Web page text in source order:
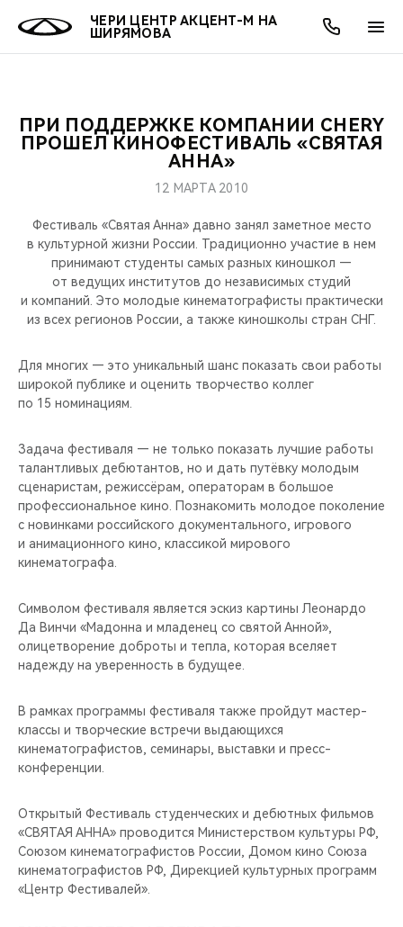
ЧЕРИ ЦЕНТР АКЦЕНТ-М НА
ШИРЯМОВА
МОДЕЛИ
СЕДАНЫ
ПОКУПАТЕЛЯМ
КРЕДИТ И СТРАХОВАНИЕ
ВЛАДЕЛЬЦАМ
ЗАПЧАСТИ И АКСЕССУАРЫ
ПОДДЕРЖКА
МИР CHERY
О БРЕНДЕ
CHERY В СОЦСЕТЯХ
БЛАГОТВОРИТЕЛЬНОСТЬ
CHERY REMOTE
CHERY И СПОРТ
НАШИ МЕРОПРИЯТИЯ
ВИДЕООБЗОРЫ
АКЦИИ
ОНЛАЙН СЕРВИСЫ
КРЕДИТ
О КОМПАНИИ
МЫ В СОЦСЕТЯХ
ПРИ ПОДДЕРЖКЕ КОМПАНИИ CHERY
ПРОШЕЛ КИНОФЕСТИВАЛЬ «СВЯТАЯ
АННА»
12 МАРТА 2010
Фестиваль «Святая Анна» давно занял заметное место
в культурной жизни России. Традиционно участие в нем
принимают студенты самых разных киношкол —
от ведущих институтов до независимых студий
и компаний. Это молодые кинематографисты практически
из всех регионов России, а также киношколы стран СНГ.
Для многих — это уникальный шанс показать свои работы
широкой публике и оценить творчество коллег
по 15 номинациям.
Задача фестиваля — не только показать лучшие работы
талантливых дебютантов, но и дать путёвку молодым
сценаристам, режиссёрам, операторам в большое
профессиональное кино. Познакомить молодое поколение
с новинками российского документального, игрового
и анимационного кино, классикой мирового
кинематографа.
Символом фестиваля является эскиз картины Леонардо
Да Винчи «Мадонна и младенец со святой Анной»,
олицетворение доброты и тепла, которая вселяет
надежду на уверенность в будущее.
В рамках программы фестиваля также пройдут мастер-
классы и творческие встречи выдающихся
кинематографистов, семинары, выставки и пресс-
конференции.
Открытый Фестиваль студенческих и дебютных фильмов
«СВЯТАЯ АННА» проводится Министерством культуры РФ,
Союзом кинематографистов России, Домом кино Союза
кинематографистов РФ, Дирекцией культурных программ
«Центр Фестивалей».